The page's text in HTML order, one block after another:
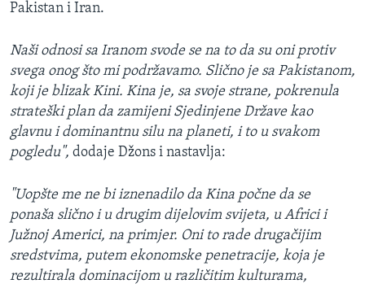
Pakistan i Iran.
Naši odnosi sa Iranom svode se na to da su oni protiv
svega onog što mi podržavamo. Slično je sa Pakistanom,
koji je blizak Kini. Kina je, sa svoje strane, pokrenula
strateški plan da zamijeni Sjedinjene Države kao
glavnu i dominantnu silu na planeti, i to u svakom
pogledu", dodaje Džons i nastavlja:
"Uopšte me ne bi iznenadilo da Kina počne da se
ponaša slično i u drugim dijelovim svijeta, u Africi i
Južnoj Americi, na primjer. Oni to rade drugačijim
sredstvima, putem ekonomske penetracije, koja je
rezultirala dominacijom u različitim kulturama,